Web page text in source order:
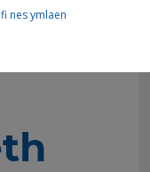
nes ymlaen